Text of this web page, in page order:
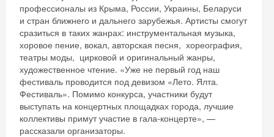
профессионалы из Крыма, России, Украины, Беларуси
и стран ближнего и дальнего зарубежья. Артисты смогут
сразиться в таких жанрах: инструментальная музыка,
хоровое пение, вокал, авторская песня, хореография,
театры моды, цирковой и оригинальный жанры,
художественное чтение. «Уже не первый год наш
фестиваль проводится под девизом «Лето. Ялта.
Фестиваль». Помимо конкурса, участники будут
выступать на концертных площадках города, лучшие
коллективы примут участие в гала-концерте», —
рассказали организаторы.